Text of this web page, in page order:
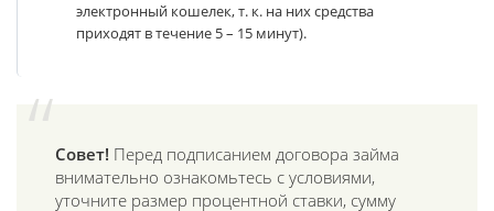
электронный кошелек, т. к. на них средства
приходят в течение 5 – 15 минут).
Совет! Перед подписанием договора займа
внимательно ознакомьтесь с условиями,
уточните размер процентной ставки, сумму